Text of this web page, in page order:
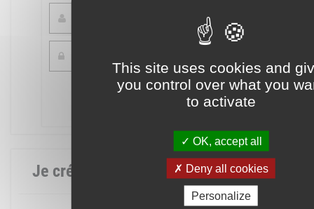
This site uses cookies and
you control over what you
to activate
OK, accept all
Deny all cookies
Personalize
Mot de passe oublié ?
Je crée mon compte